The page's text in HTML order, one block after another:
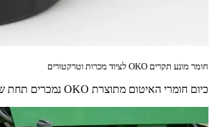
חומר מונע תקרים OKO לציוד מכרות וטרקטורים
כיום חומרי האיטום מתוצרת OKO נמכרים תחת שמות מותג של יצרניות ידועות כמו JCB ומאניטו, ומוצעים כמוצר משלים לציוד הצמ"ה או החקלאות המיוצר על ידיהן.